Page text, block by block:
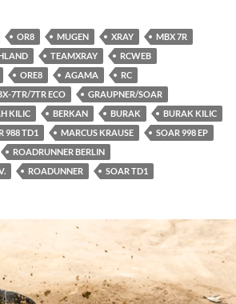
OR8 MUGEN XRAY
MBX 7R
TEAMXRAY
RCWEB
ORE8 AGAMA
RC
7TR/7TR ECO
GRAUPNER/SOAR
KILIC BERKAN BURAK
BURAK KILIC
988 TD1 MARCUS KRAUSE
SOAR 998 EP
ROADRUNNER BERLIN
ROADUNNER SOAR TD1